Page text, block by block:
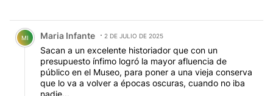
Comentario de Maria Infante.
MI Maria Infante 2 DE JULIO DE 2025
Sacan a un excelente historiador que con un
presupuesto ínfimo logró la mayor afluencia de
público en el Museo, para poner a una vieja conserva
que lo va a volver a épocas oscuras, cuando no iba
nadie...